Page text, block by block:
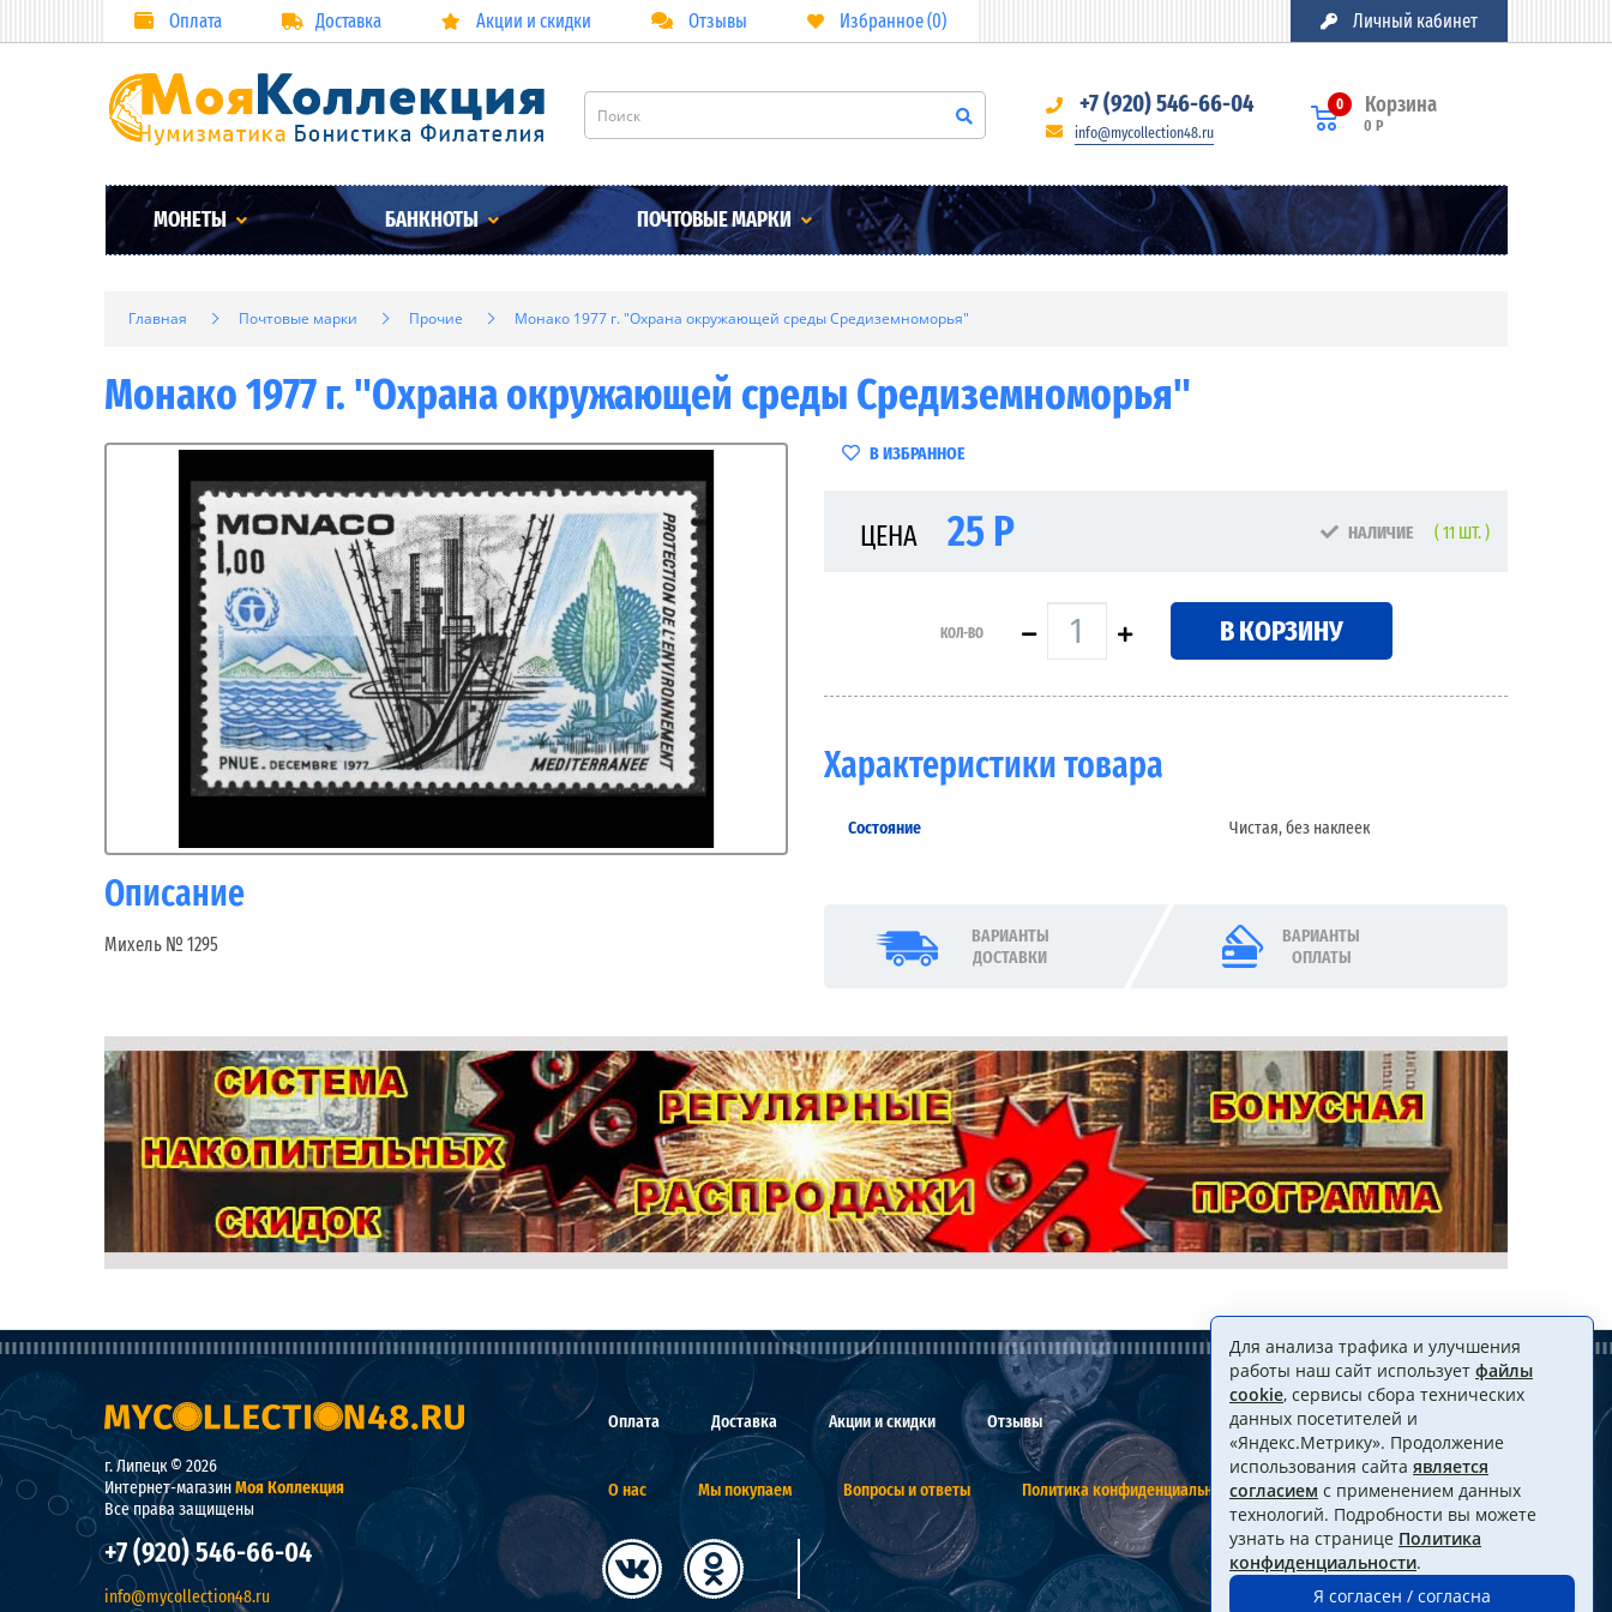
Оплата Доставка Акции и скидки Отзывы Избранное (0) Личный кабинет
+7 (920) 546-66-04
info@mycollection48.ru
Корзина
0
0 Р
МОНЕТЫ БАНКНОТЫ ПОЧТОВЫЕ МАРКИ
Главная Почтовые марки Прочие Монако 1977 г. "Охрана окружающей среды Средиземноморья"
Монако 1977 г. "Охрана окружающей среды Средиземноморья"
Описание
Михель № 1295
В ИЗБРАННОЕ
ЦЕНА 25 Р НАЛИЧИЕ ( 11 ШТ. )
КОЛ-ВО В КОРЗИНУ
Характеристики товара
Состояние Чистая, без наклеек
ВАРИАНТЫ
ДОСТАВКИ
ВАРИАНТЫ
ОПЛАТЫ
г. Липецк © 2026
Интернет-магазинМоя Коллекция
Все права защищены
+7 (920) 546-66-04
info@mycollection48.ru
Оплата Доставка Акции и скидки Отзывы
О нас Мы покупаем Вопросы и ответы Политика конфиденциальности Договор оферты
Для анализа трафика и улучшения
работы наш сайт использует файлы
cookie, сервисы сбора технических
данных посетителей и
«Яндекс.Метрику». Продолжение
использования сайта является
согласием с применением данных
технологий. Подробности вы можете
узнать на странице Политика
конфиденциальности.
Я согласен / согласна